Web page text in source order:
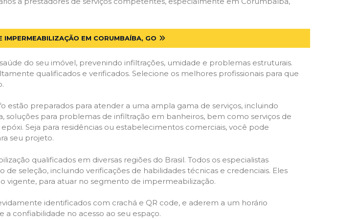
IMPERMEABILIZAÇÃO EM CORUMBAÍBA, GO
do seu imóvel, prevenindo infiltrações, umidade e problemas estruturais.
qualificados e verificados. Selecione os melhores profissionais para que
estão preparados para atender a uma ampla gama de serviços, incluindo
soluções para problemas de infiltração em banheiros, bem como serviços de
Seja para residências ou estabelecimentos comerciais, você pode
seu projeto.
qualificados em diversas regiões do Brasil. Todos os especialistas
seleção, incluindo verificações de habilidades técnicas e credenciais. Eles
vigente, para atuar no segmento de impermeabilização.
identificados com crachá e QR code, e aderem a um horário
a confiabilidade no acesso ao seu espaço.